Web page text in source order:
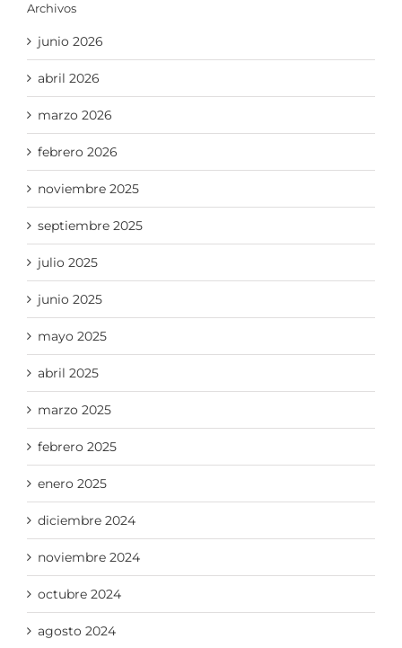
Archivos
junio 2026
abril 2026
marzo 2026
febrero 2026
noviembre 2025
septiembre 2025
julio 2025
junio 2025
mayo 2025
abril 2025
marzo 2025
febrero 2025
enero 2025
diciembre 2024
noviembre 2024
octubre 2024
agosto 2024